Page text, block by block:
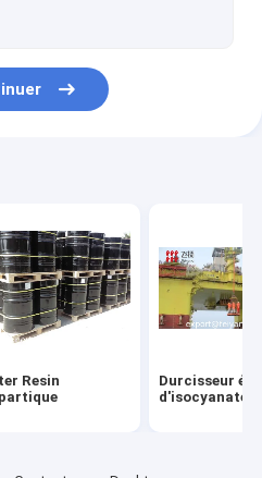
Proctive
de Polyurea
Resin
Durcisseur
d'isocyanate